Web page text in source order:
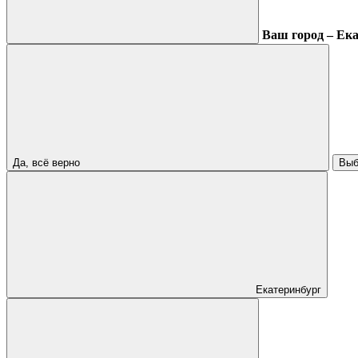
Ваш город –
Да, всё верно
Екатеринбург